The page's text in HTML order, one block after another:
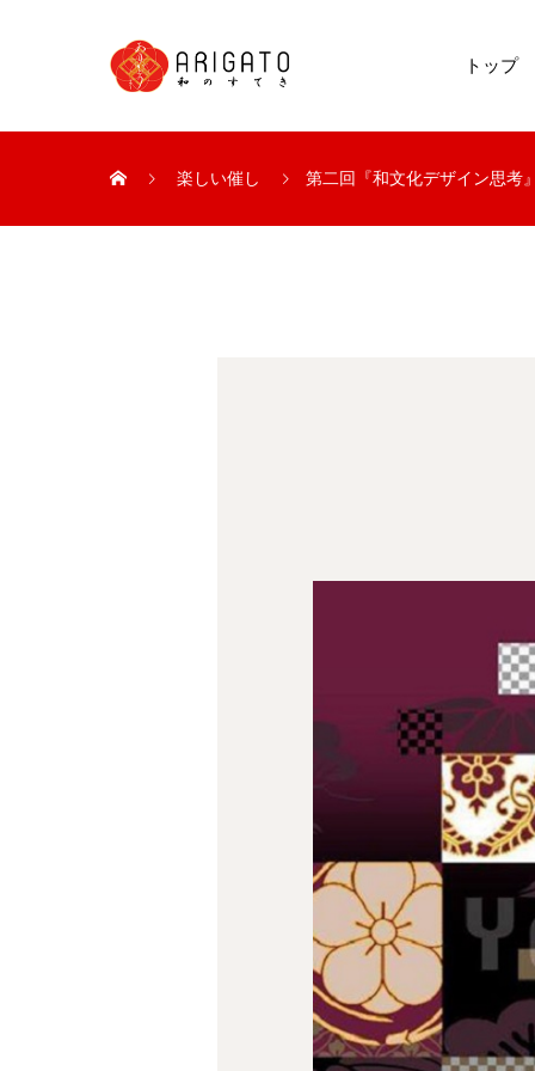
トップ
楽しい催し 第二回『和文化デザイン思考